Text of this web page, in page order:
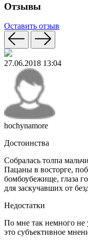
Отзывы
Оставить отзыв
27.06.2018 13:04
hochynamore
Достоинства
Собралась толпа
Пацаны в восторге,
бомбоубежище, глаза
для заскучавших от
Недостатки
По мне так немного
это субъективное